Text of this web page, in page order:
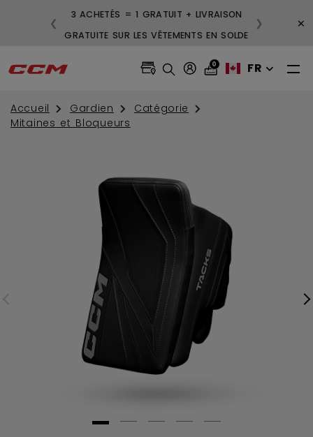
3 ACHETÉS = 1 GRATUIT + LIVRAISON
GRATUITE SUR LES VÊTEMENTS EN SOLDE
❮ ❯ ×
0 FR
Accueil Gardien
Catégorie
Mitaines et Bloqueurs